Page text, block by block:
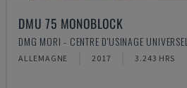
DMU 75 MONOBLOCK
DMG MORI - CENTRE D'USINAGE UNIVERSEL
ALLEMAGNE 2017 3.243 HRS